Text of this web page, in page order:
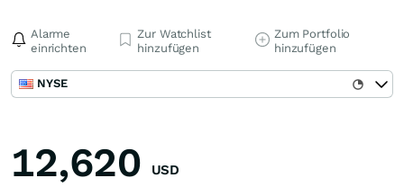
Alarme
einrichten
Zur Watchlist
hinzufügen
Zum Portfolio
hinzufügen
NYSE
12,620 USD